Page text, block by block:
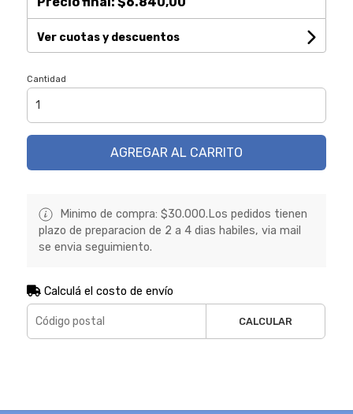
Ver cuotas y descuentos
Cantidad
AGREGAR AL CARRITO
Minimo de compra: $30.000.Los pedidos tienen
plazo de preparacion de 2 a 4 dias habiles, via mail
se envia seguimiento.
Calculá el costo de envío
CALCULAR